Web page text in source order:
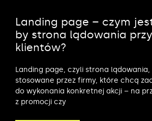
Landing page – czym
by strona lądowania
klientów?
Landing page, czyli strona
stosowane przez firmy, które chcą
do wykonania konkretnej akcji – na
z promocji czy